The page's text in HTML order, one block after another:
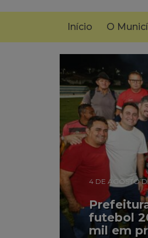
Início O
4 DE AGOSTO
futebol
mil em